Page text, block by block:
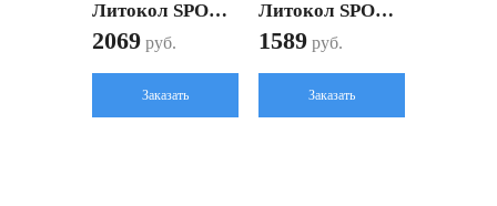
Литокол SPOTL
IGHT 0.15кг
2069 руб.
Заказать
Литокол SPOTL
IGHT 0.075кг
1589 руб.
Заказать